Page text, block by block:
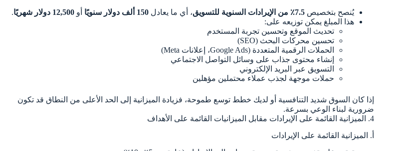
يُنصح بتخصيص 7.5٪ من الإيرادات السنوية للتسويق ، أي ما يعادل 150 ألف دولار سنويًا أو 12,500 دولار شهريًا
.
هذا المبلغ يمكن توزيعه على:
تحديث الموقع وتحسين تجربة المستخدم
تحسين محركات البحث (SEO)
الحملات الرقمية المتعددة (Google Ads، إعلانات Meta)
إنشاء محتوى جذاب على وسائل التواصل الاجتماعي
التسويق عبر البريد الإلكتروني
حملات موجهة لجذب عملاء محتملين مؤهلين
إذا كان السوق شديد التنافسية أو لديك خطط توسع طموحة، فزيادة الميزانية إلى الحد الأعلى من النطاق قد تكون
ضرورية لبناء الوعي بسرعة.
4. الميزانية القائمة على الإيرادات مقابل الميزانيات القائمة على الأهداف
أ. الميزانية القائمة على الإيرادات